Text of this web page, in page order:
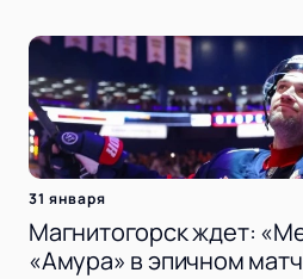
31 января
Магнитогорск ждет:
«Амура» в эпичном